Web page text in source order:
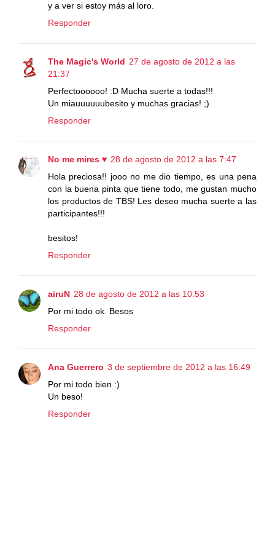
y a ver si estoy más al loro.
Responder
The Magic's World 27 de agosto de 2012 a las
21:37
Perfectoooooo! :D Mucha suerte a todas!!!
Un miauuuuuubesito y muchas gracias! ;)
Responder
No me mires ♥ 28 de agosto de 2012 a las 7:47
Hola preciosa!! jooo no me dio tiempo, es una pena
con la buena pinta que tiene todo, me gustan mucho
los productos de TBS! Les deseo mucha suerte a las
participantes!!!
besitos!
Responder
airuN 28 de agosto de 2012 a las 10:53
Por mi todo ok. Besos
Responder
Ana Guerrero 3 de septiembre de 2012 a las 16:49
Por mi todo bien :)
Un beso!
Responder